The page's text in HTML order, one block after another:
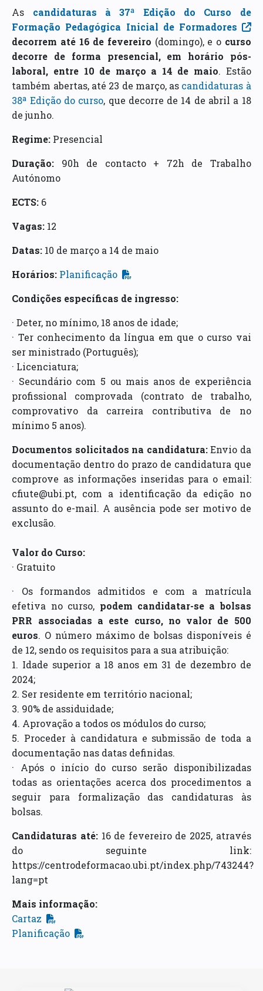
As
candidaturas à 37ª Edição do Curso de
Formação Pedagógica Inicial de Formadores
decorrem até 16 de fevereiro (domingo), e o curso
decorre de forma presencial, em horário pós-
laboral, entre 10 de março a 14 de maio. Estão
também abertas, até 23 de março, as candidaturas à
38ª Edição do curso, que decorre de 14 de abril a 18
de junho.
Regime: Presencial
Duração: 90h de contacto + 72h de Trabalho
Autónomo
ECTS: 6
Vagas: 12
Datas: 10 de março a 14 de maio
Horários: Planificação
Condições específicas de ingresso:
· Deter, no mínimo, 18 anos de idade;
· Ter conhecimento da língua em que o curso vai
ser ministrado (Português);
· Licenciatura;
· Secundário com 5 ou mais anos de experiência
profissional comprovada (contrato de trabalho,
comprovativo da carreira contributiva de no
mínimo 5 anos).
Documentos solicitados na candidatura:Envio da
documentação dentro do prazo de candidatura que
comprove as informações inseridas para o email:
cfiute@ubi.pt, com a identificação da edição no
assunto do e-mail. A ausência pode ser motivo de
exclusão.
Valor do Curso:
· Gratuito
· Os formandos admitidos e com a matrícula
efetiva no curso, podem candidatar-se a bolsas
PRR associadas a este curso, no valor de 500
euros. O número máximo de bolsas disponíveis é
de 12, sendo os requisitos para a sua atribuição:
1. Idade superior a 18 anos em 31 de dezembro de
2024;
2. Ser residente em território nacional;
3. 90% de assiduidade;
4. Aprovação a todos os módulos do curso;
5. Proceder à candidatura e submissão de toda a
documentação nas datas definidas.
· Após o início do curso serão disponibilizadas
todas as orientações acerca dos procedimentos a
seguir para formalização das candidaturas às
bolsas.
Candidaturas até: 16 de fevereiro de 2025, através
do seguinte link:
https://centrodeformacao.ubi.pt/index.php/743244?
lang=pt
Mais informação:
Cartaz
Planificação